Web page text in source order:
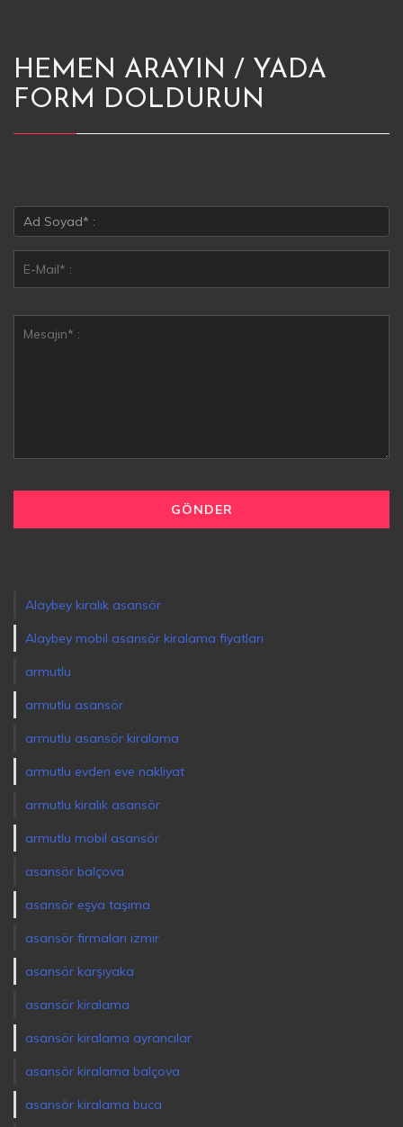
HEMEN ARAYIN / YADA
FORM DOLDURUN
Alaybey kiralık asansör
Alaybey mobil asansör kiralama fiyatları
armutlu
armutlu asansör
armutlu asansör kiralama
armutlu evden eve nakliyat
armutlu kiralık asansör
armutlu mobil asansör
asansör balçova
asansör eşya taşıma
asansör firmaları izmir
asansör karşıyaka
asansör kiralama
asansör kiralama ayrancılar
asansör kiralama balçova
asansör kiralama buca